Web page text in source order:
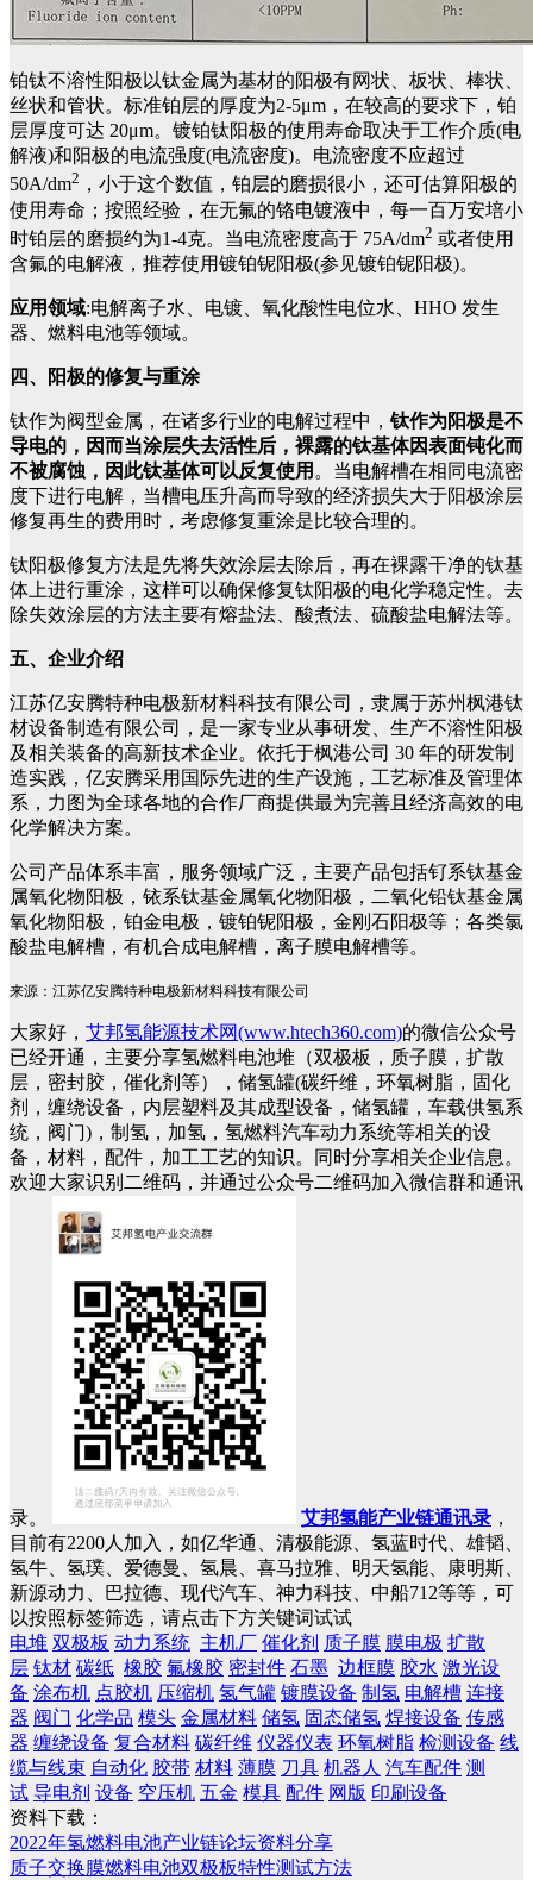
铂钛不溶性阳极以钛金属为基材的阳极有网状、板状、棒状、
丝状和管状。标准铂层的厚度为2-5μm，在较高的要求下，铂
层厚度可达 20μm。镀铂钛阳极的使用寿命取决于工作介质(电
解液)和阳极的电流强度(电流密度)。电流密度不应超过
50A/dm2 ，小于这个数值，铂层的磨损很小，还可估算阳极的
使用寿命；按照经验，在无氟的铬电镀液中，每一百万安培小
时铂层的磨损约为1-4克。当电流密度高于 75A/dm2 或者使用
含氟的电解液，推荐使用镀铂铌阳极(参见镀铂铌阳极)。
应用领域:电解离子水、电镀、氧化酸性电位水、HHO 发生
器、燃料电池等领域。
四、阳极的修复与重涂
钛作为阀型金属，在诸多行业的电解过程中， 钛作为阳极是不
导电的，因而当涂层失去活性后，裸露的钛基体因表面钝化而
不被腐蚀，因此钛基体可以反复使用 。当电解槽在相同电流密
度下进行电解，当槽电压升高而导致的经济损失大于阳极涂层
修复再生的费用时，考虑修复重涂是比较合理的。
钛阳极修复方法是先将失效涂层去除后，再在裸露干净的钛基
体上进行重涂，这样可以确保修复钛阳极的电化学稳定性。去
除失效涂层的方法主要有熔盐法、酸煮法、硫酸盐电解法等。
五、企业介绍
江苏亿安腾特种电极新材料科技有限公司，隶属于苏州枫港钛
材设备制造有限公司，是一家专业从事研发、生产不溶性阳极
及相关装备的高新技术企业。依托于枫港公司 30 年的研发制
造实践，亿安腾采用国际先进的生产设施，工艺标准及管理体
系，力图为全球各地的合作厂商提供最为完善且经济高效的电
化学解决方案。
公司产品体系丰富，服务领域广泛，主要产品包括钌系钛基金
属氧化物阳极，铱系钛基金属氧化物阳极，二氧化铅钛基金属
氧化物阳极，铂金电极，镀铂铌阳极，金刚石阳极等；各类氯
酸盐电解槽，有机合成电解槽，离子膜电解槽等。
来源：江苏亿安腾特种电极新材料科技有限公司
大家好， 艾邦氢能源技术网(www.htech360.com)的微信公众号
已经开通，主要分享氢燃料电池堆（双极板，质子膜，扩散
层，密封胶，催化剂等），储氢罐(碳纤维，环氧树脂，固化
剂，缠绕设备，内层塑料及其成型设备，储氢罐，车载供氢系
统，阀门)，制氢，加氢，氢燃料汽车动力系统等相关的设
备，材料，配件，加工工艺的知识。同时分享相关企业信息。
欢迎大家识别二维码，并通过公众号二维码加入微信群和通讯
录。 艾邦氢能产业链通讯录 ，
目前有2200人加入，如亿华通、清极能源、氢蓝时代、雄韬、
氢牛、氢璞、爱德曼、氢晨、喜马拉雅、明天氢能、康明斯、
新源动力、巴拉德、现代汽车、神力科技、中船712等等，可
以按照标签筛选，请点击下方关键词试试
电堆 双极板 动力系统 主机厂 催化剂 质子膜 膜电极 扩散
层 钛材 碳纸 橡胶 氟橡胶 密封件 石墨 边框膜 胶水 激光设
备 涂布机 点胶机 压缩机 氢气罐 镀膜设备 制氢 电解槽 连接
器 阀门 化学品 模头 金属材料 储氢 固态储氢 焊接设备 传感
器 缠绕设备 复合材料 碳纤维 仪器仪表 环氧树脂 检测设备 线
缆与线束 自动化 胶带 材料 薄膜 刀具 机器人 汽车配件 测
试 导电剂 设备 空压机 五金 模具 配件 网版 印刷设备
资料下载：
2022年氢燃料电池产业链论坛资料分享
质子交换膜燃料电池双极板特性测试方法